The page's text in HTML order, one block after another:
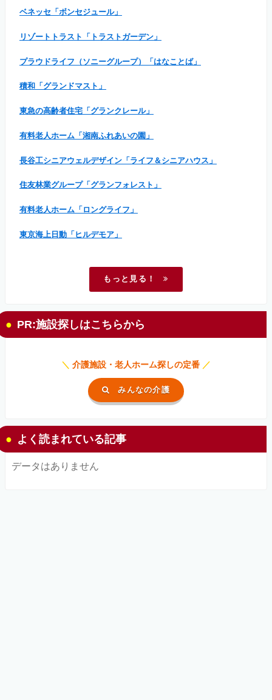
ベネッセ「ボンセジュール」
リゾートトラスト「トラストガーデン」
プラウドライフ（ソニーグループ）「はなことば」
積和「グランドマスト」
東急の高齢者住宅「グランクレール」
有料老人ホーム「湘南ふれあいの園」
長谷工シニアウェルデザイン「ライフ＆シニアハウス」
住友林業グループ「グランフォレスト」
有料老人ホーム「ロングライフ」
東京海上日動「ヒルデモア」
もっと見る！
PR:施設探しはこちらから
＼ 介護施設・老人ホーム探しの定番 ／
みんなの介護
よく読まれている記事
データはありません